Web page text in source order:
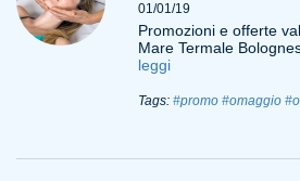
01/01/19
Promozioni e offerte
Mare Termale
leggi
Tags: #promo #omaggio